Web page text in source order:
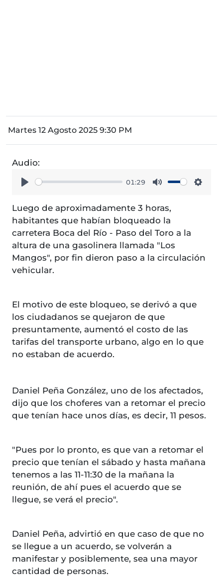
Martes 12 Agosto 2025 9:30 PM
Audio:
01:29
Luego de aproximadamente 3 horas,
habitantes que habían bloqueado la
carretera Boca del Río - Paso del Toro a la
altura de una gasolinera llamada "Los
Mangos", por fin dieron paso a la circulación
vehicular.
El motivo de este bloqueo, se derivó a que
los ciudadanos se quejaron de que
presuntamente, aumentó el costo de las
tarifas del transporte urbano, algo en lo que
no estaban de acuerdo.
Daniel Peña González, uno de los afectados,
dijo que los choferes van a retomar el precio
que tenían hace unos días, es decir, 11 pesos.
"Pues por lo pronto, es que van a retomar el
precio que tenían el sábado y hasta mañana
tenemos a las 11-11:30 de la mañana la
reunión, de ahí pues el acuerdo que se
llegue, se verá el precio".
Daniel Peña, advirtió en que caso de que no
se llegue a un acuerdo, se volverán a
manifestar y posiblemente, sea una mayor
cantidad de personas.